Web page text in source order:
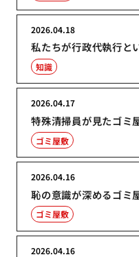
私たちが行政代執行と
2026.04.18
知識
特殊清掃員が見たゴミ
2026.04.17
ゴミ屋敷
恥の意識が深めるゴミ
2026.04.16
ゴミ屋敷
2026.04.16